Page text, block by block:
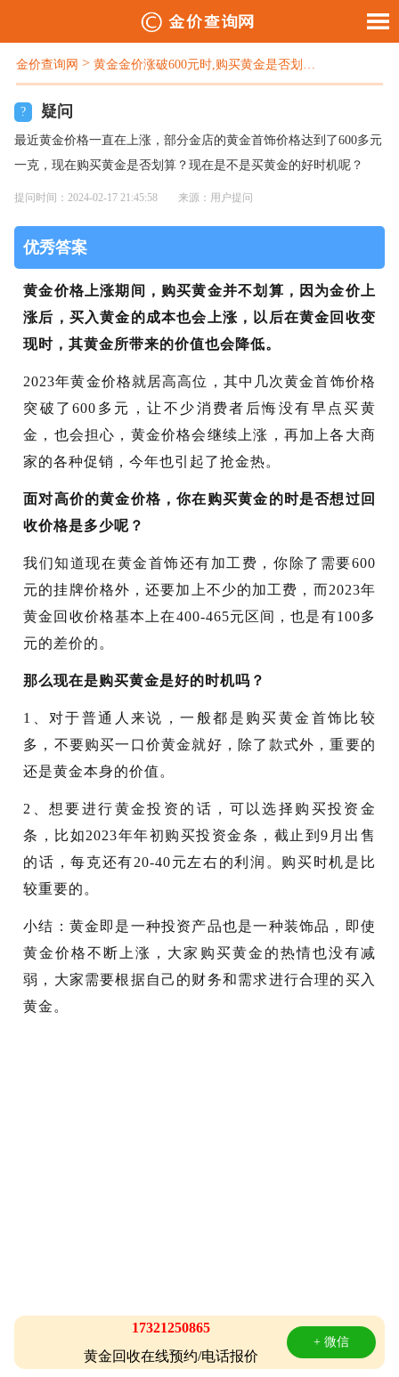
金价查询网 >
? 疑问
最近黄金价格一直在上涨，部分金店的黄金首饰价格达到了600多元
一克，现在购买黄金是否划算？现在是不是买黄金的好时机呢？
提问时间：2024-02-17 21:45:58 来源：用户提问
优秀答案
黄金价格上涨期间，购买黄金并不划算，因为金价上
涨后，买入黄金的成本也会上涨，以后在黄金回收变
现时，其黄金所带来的价值也会降低。
2023年黄金价格就居高高位，其中几次黄金首饰价格
突破了600多元，让不少消费者后悔没有早点买黄
金，也会担心，黄金价格会继续上涨，再加上各大商
家的各种促销，今年也引起了抢金热。
面对高价的黄金价格，你在购买黄金的时是否想过回
收价格是多少呢？
我们知道现在黄金首饰还有加工费，你除了需要600
元的挂牌价格外，还要加上不少的加工费，而2023年
黄金回收价格基本上在400-465元区间，也是有100多
元的差价的。
那么现在是购买黄金是好的时机吗？
1、对于普通人来说，一般都是购买黄金首饰比较
多，不要购买一口价黄金就好，除了款式外，重要的
还是黄金本身的价值。
2、想要进行黄金投资的话，可以选择购买投资金
条，比如2023年年初购买投资金条，截止到9月出售
的话，每克还有20-40元左右的利润。购买时机是比
较重要的。
小结：黄金即是一种投资产品也是一种装饰品，即使
黄金价格不断上涨，大家购买黄金的热情也没有减
弱，大家需要根据自己的财务和需求进行合理的买入
黄金。
17321250865
黄金回收在线预约/电话报价
+ 微信